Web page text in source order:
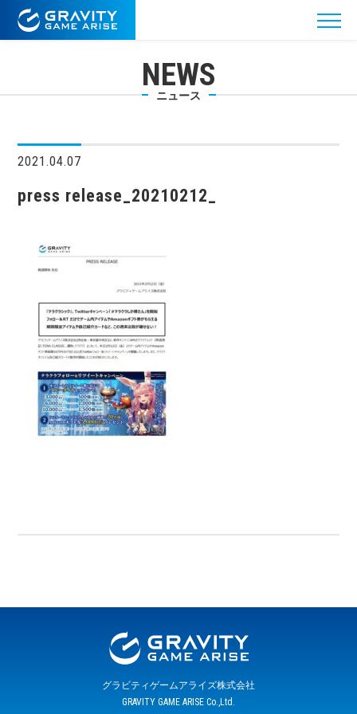
NEWS
ニュース
2021.04.07
press release_20210212_
グラビティゲームアライズ株式会社
GRAVITY GAME ARISE Co.,Ltd.